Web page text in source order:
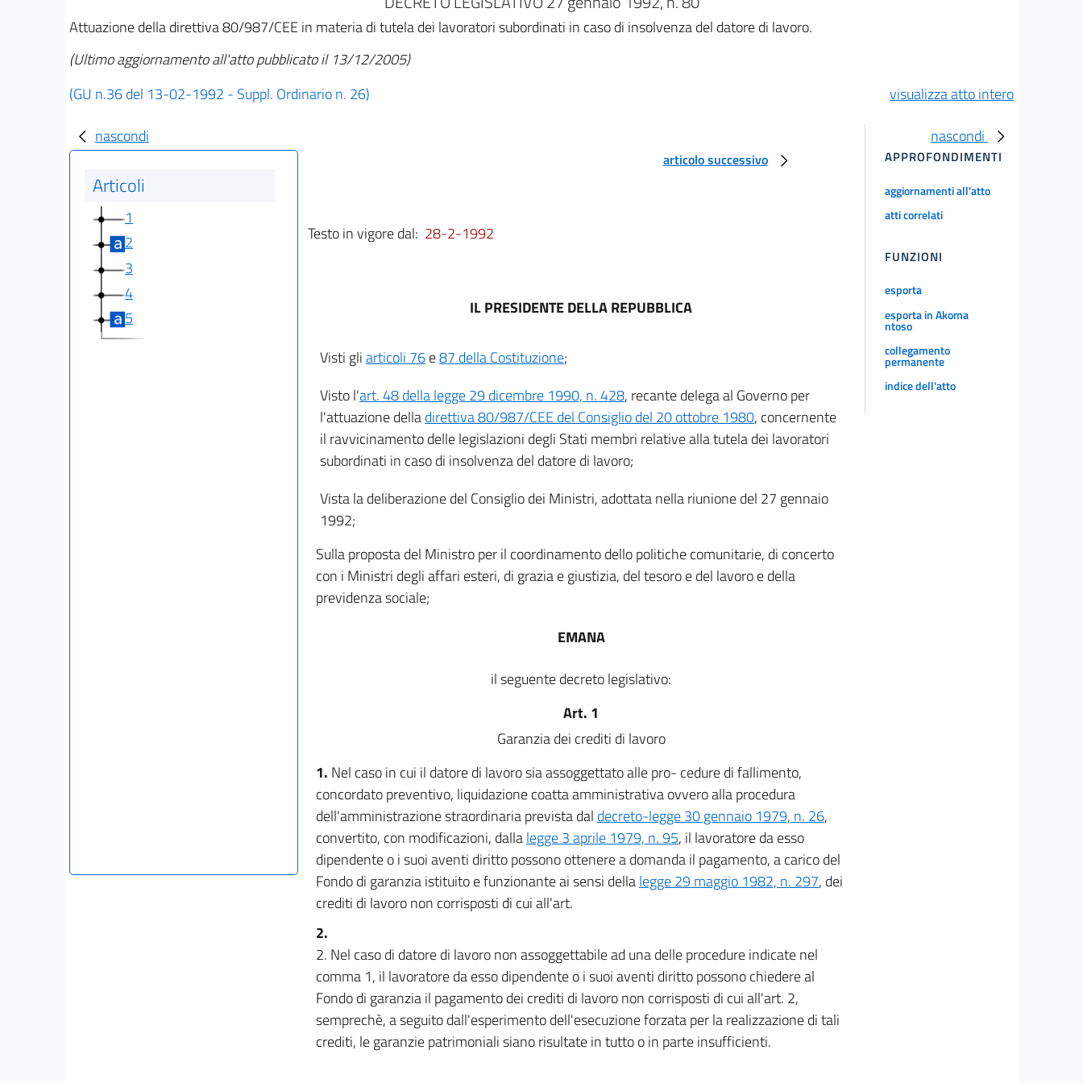
Attuazione della direttiva 80/987/CEE in materia di tutela dei lavoratori subordinati in caso di insolvenza del datore di lavoro.
(Ultimo aggiornamento all'atto pubblicato il 13/12/2005)
(GU n.36 del 13-02-1992 - Suppl. Ordinario n. 26)
visualizza atto intero
nascondi
Articoli
1
2
3
4
5
articolo successivo
Testo in vigore dal: 28-2-1992
IL PRESIDENTE DELLA REPUBBLICA
Visti gliarticoli 76e87 della Costituzione;
Visto l'art. 48 della legge 29 dicembre 1990, n. 428, recante delega al Governo per
l'attuazione delladirettiva 80/987/CEE del Consiglio del 20 ottobre 1980, concernente
il ravvicinamento delle legislazioni degli Stati membri relative alla tutela dei lavoratori
subordinati in caso di insolvenza del datore di lavoro;
Vista la deliberazione del Consiglio dei Ministri, adottata nella riunione del 27 gennaio
1992;
Sulla proposta del Ministro per il coordinamento dello politiche comunitarie, di concerto
con i Ministri degli affari esteri, di grazia e giustizia, del tesoro e del lavoro e della
previdenza sociale;
EMANA
il seguente decreto legislativo:
Art. 1
Garanzia dei crediti di lavoro
1. Nel caso in cui il datore di lavoro sia assoggettato alle pro- cedure di fallimento,
concordato preventivo, liquidazione coatta amministrativa ovvero alla procedura
dell'amministrazione straordinaria prevista dal decreto-legge 30 gennaio 1979, n. 26,
convertito, con modificazioni, dallalegge 3 aprile 1979, n. 95, il lavoratore da esso
dipendente o i suoi aventi diritto possono ottenere a domanda il pagamento, a carico del
Fondo di garanzia istituito e funzionante ai sensi dellalegge 29 maggio 1982, n. 297, dei
crediti di lavoro non corrisposti di cui all'art.
2.
2. Nel caso di datore di lavoro non assoggettabile ad una delle procedure indicate nel
comma 1, il lavoratore da esso dipendente o i suoi aventi diritto possono chiedere al
Fondo di garanzia il pagamento dei crediti di lavoro non corrisposti di cui all'art. 2,
semprechè, a seguito dall'esperimento dell'esecuzione forzata per la realizzazione di tali
crediti, le garanzie patrimoniali siano risultate in tutto o in parte insufficienti.
nascondi
APPROFONDIMENTI
aggiornamenti all'atto
atti correlati
FUNZIONI
esporta
esporta in Akoma
ntoso
collegamento
permanente
indice dell'atto